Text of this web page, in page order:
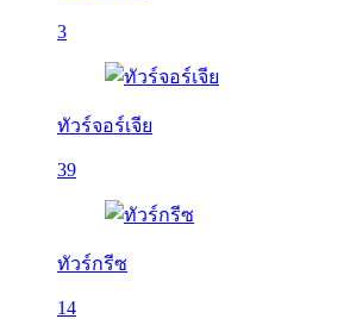
3
ทัวร์จอร์เจีย
39
ทัวร์กรีซ
14